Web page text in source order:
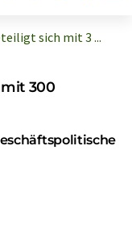
sich mit 3 ...
300